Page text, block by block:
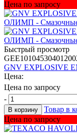
Цена по запросу
Быстрый просмотр
GNV EXPLOSIVE
Цена:
Цена по запросу
-
В корзину
Товар в
Цена по запросу